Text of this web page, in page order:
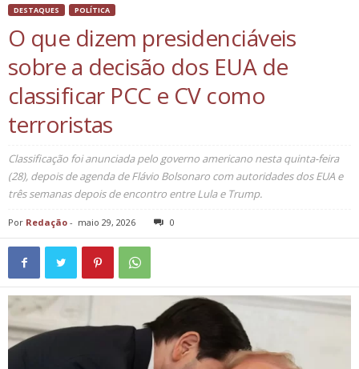
DESTAQUES POLÍTICA
O que dizem presidenciáveis
sobre a decisão dos EUA de
classificar PCC e CV como
terroristas
Classificação foi anunciada pelo governo americano nesta quinta-feira
(28), depois de agenda de Flávio Bolsonaro com autoridades dos EUA e
três semanas depois de encontro entre Lula e Trump.
Por Redação - maio 29, 2026 0